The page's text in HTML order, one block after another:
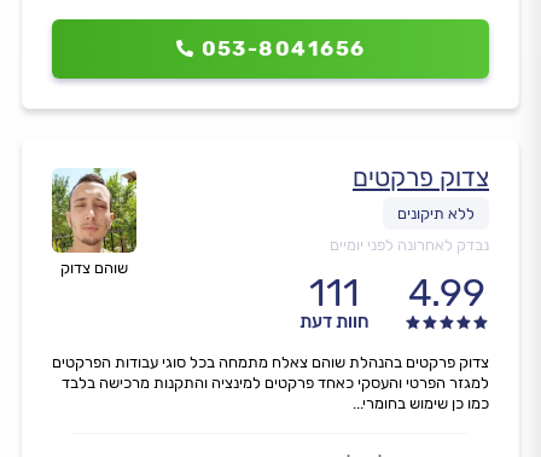
053-8041656
שוהם צדוק
צדוק פרקטים
נבדק לאחרונה לפני יומיים
4.99
111
חוות דעת
צדוק פרקטים בהנהלת שוהם צאלח מתמחה בכל סוגי עבודות הפרקטים
למגזר הפרטי והעסקי כאחד פרקטים למינציה והתקנות מרכישה בלבד
כמו כן שימוש בחומרי...